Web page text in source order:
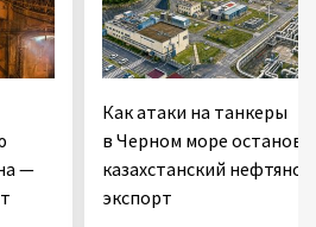
—
Как атаки на танкеры
в Черном море
казахстанский нефтяной
экспорт